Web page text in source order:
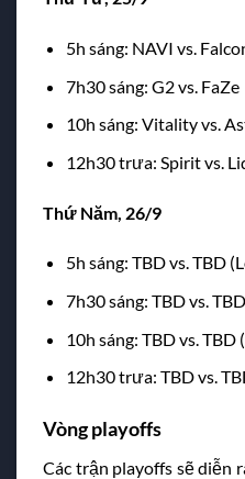
5h sáng: NAVI vs.
7h30 sáng: G2 vs. FaZe
10h sáng: Vitality vs.
12h30 trưa: Spirit vs.
Thứ Năm, 26/9
5h sáng: TBD vs. TBD
7h30 sáng: TBD vs.
10h sáng: TBD vs.
12h30 trưa: TBD vs.
Vòng playoffs
Các trận playoffs sẽ diễn